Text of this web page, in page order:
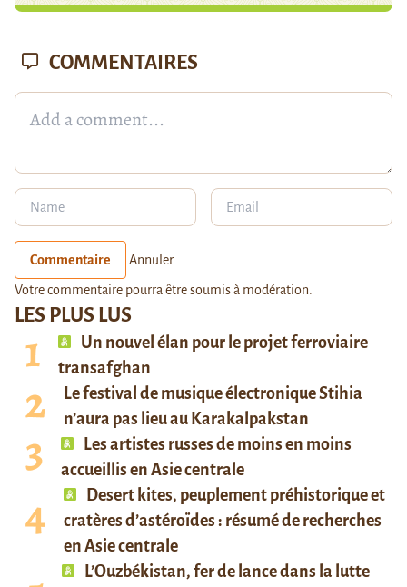
LES PLUS LUS
Un nouvel élan pour le projet ferroviaire
transafghan
Le festival de musique électronique Stihia
n’aura pas lieu au Karakalpakstan
Les artistes russes de moins en moins
accueillis en Asie centrale
Desert kites, peuplement préhistorique et
cratères d’astéroïdes : résumé de recherches
en Asie centrale
L’Ouzbékistan, fer de lance dans la lutte
COMMENTAIRES
Commentaire Annuler
Votre commentaire pourra être soumis à modération.